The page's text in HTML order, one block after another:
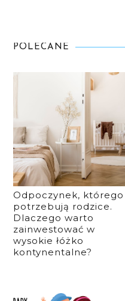
POLECANE
Odpoczynek, którego
potrzebują rodzice.
Dlaczego warto
zainwestować w
wysokie łóżko
kontynentalne?